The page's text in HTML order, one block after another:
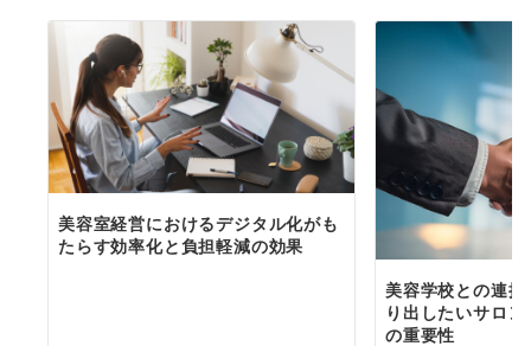
美容室経営におけるデジタル化がも
たらす効率化と負担軽減の効果
美容学校との連
り出したいサロ
の重要性